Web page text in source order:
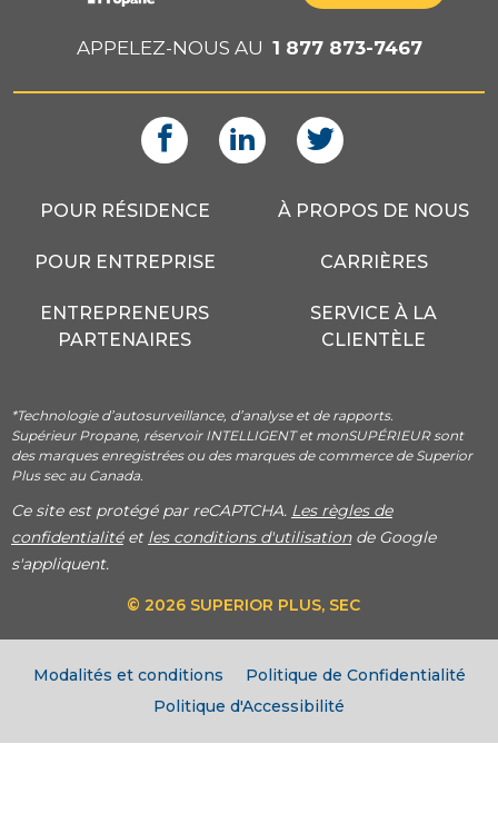
APPELEZ-NOUS AU 1 877 873-7467
POUR RÉSIDENCE
POUR ENTREPRISE
ENTREPRENEURS
PARTENAIRES
À PROPOS DE NOUS
CARRIÈRES
SERVICE À LA
CLIENTÈLE
*Technologie d’autosurveillance, d’analyse et de rapports.
Supérieur Propane, réservoir INTELLIGENT et monSUPÉRIEUR sont
des marques enregistrées ou des marques de commerce de Superior
Plus sec au Canada.
Ce site est protégé par reCAPTCHA. Les règles de
confidentialitéet les conditions d'utilisationde Google
s'appliquent.
© 2026 SUPERIOR PLUS, SEC
Modalités et conditions
Politique de Confidentialité
Politique d'Accessibilité